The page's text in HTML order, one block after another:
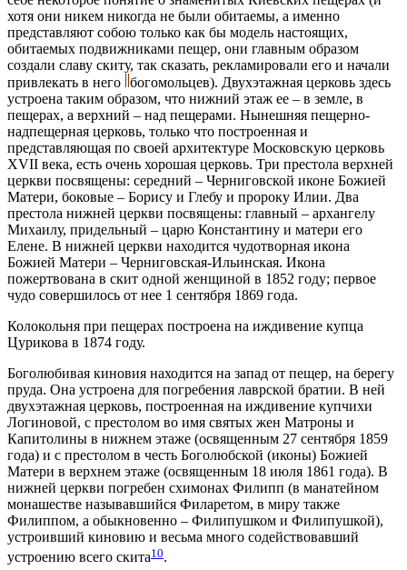
хотя они никем никогда не были обитаемы, а именно
представляют собою только как бы модель настоящих,
обитаемых подвижниками пещер, они главным образом
создали славу скиту, так сказать, рекламировали его и начали
привлекать в него богомольцев). Двухэтажная церковь здесь
устроена таким образом, что нижний этаж ее – в земле, в
пещерах, а верхний – над пещерами. Нынешняя пещерно-
надпещерная церковь, только что построенная и
представляющая по своей архитектуре Московскую церковь
ХVII века, есть очень хорошая церковь. Три престола верхней
церкви посвящены: середний – Черниговской иконе Божией
Матери, боковые – Борису и Глебу и пророку Илии. Два
престола нижней церкви посвящены: главный – архангелу
Михаилу, придельный – царю Константину и матери его
Елене. В нижней церкви находится чудотворная икона
Божией Матери – Черниговская-Ильинская. Икона
пожертвована в скит одной женщиной в 1852 году; первое
чудо совершилось от нее 1 сентября 1869 года.
Колокольня при пещерах построена на иждивение купца
Цурикова в 1874 году.
Боголюбивая киновия находится на запад от пещер, на берегу
пруда. Она устроена для погребения лаврской братии. В ней
двухэтажная церковь, построенная на иждивение купчихи
Логиновой, с престолом во имя святых жен Матроны и
Капитолины в нижнем этаже (освященным 27 сентября 1859
года) и с престолом в честь Боголюбской (иконы) Божией
Матери в верхнем этаже (освященным 18 июля 1861 года). В
нижней церкви погребен схимонах Филипп (в манатейном
монашестве называвшийся Филаретом, в миру также
Филиппом, а обыкновенно – Филипушком и Филипушкой),
устроивший киновию и весьма много содействовавший
устроению всего скита10.